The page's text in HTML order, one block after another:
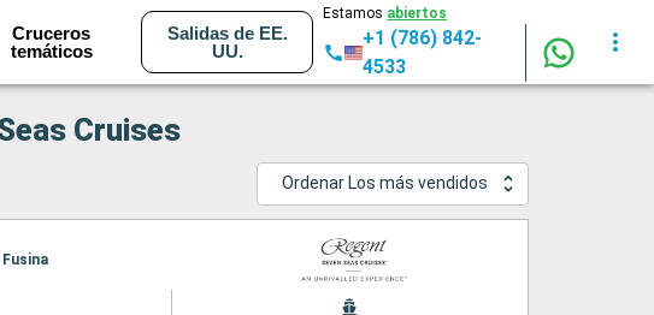
Cruceros
temáticos
Salidas de EE.
UU.
Estamos abiertos
+1 (786) 842-
4533
Cruises
Ordenar Los más vendidos